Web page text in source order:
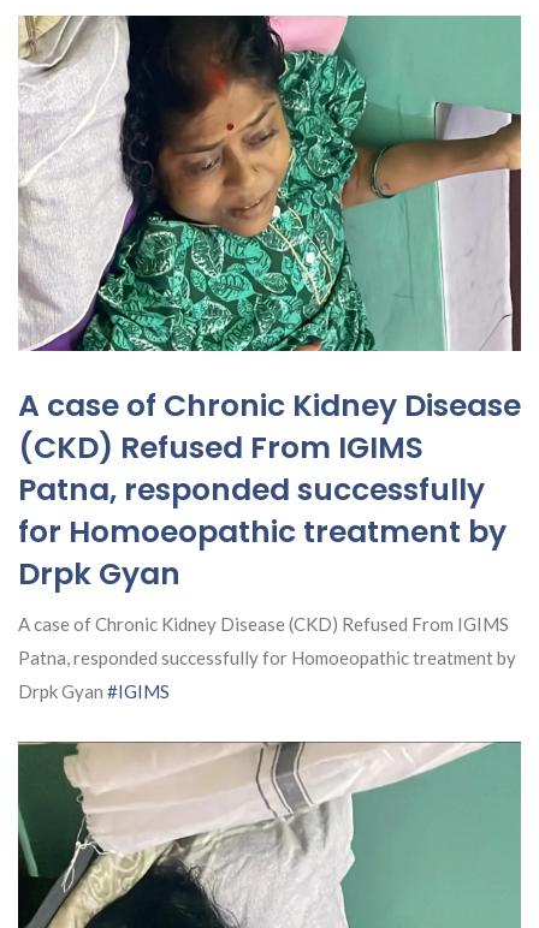
A case of Chronic Kidney Disease
(CKD) Refused From IGIMS
Patna, responded successfully
for Homoeopathic treatment by
Drpk Gyan
A case of Chronic Kidney Disease (CKD) Refused From IGIMS
Patna, responded successfully for Homoeopathic treatment by
Drpk Gyan #IGIMS